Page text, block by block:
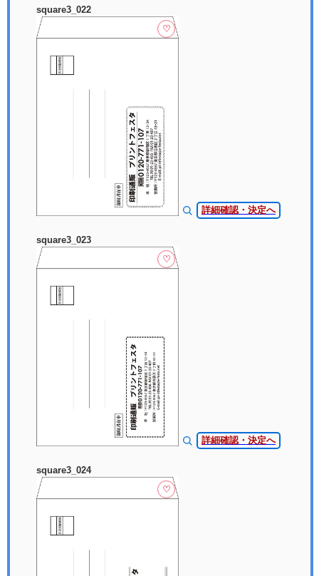
square3_022
♡
詳細確認・決定へ
square3_023
♡
詳細確認・決定へ
square3_024
♡